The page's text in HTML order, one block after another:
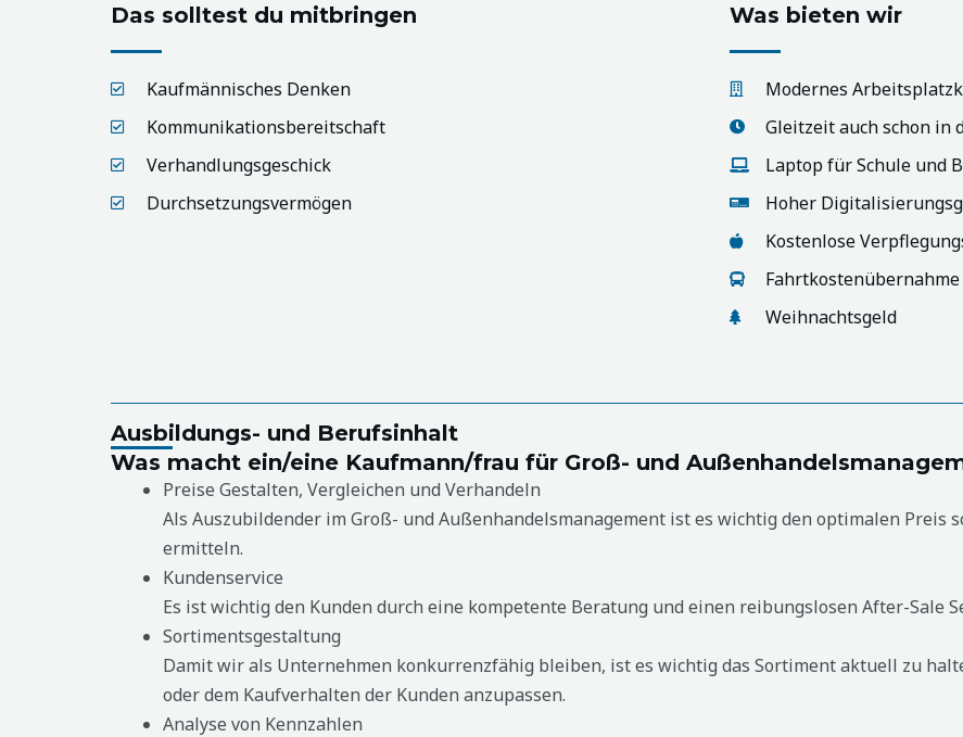
Das solltest du mitbringen
Kaufmännisches Denken
Kommunikationsbereitschaft
Verhandlungsgeschick
Durchsetzungsvermögen
Was bieten wir
Modernes
Gleitzeit auch schon in
Laptop für Schule und
Hoher
Kostenlose
Weihnachtsgeld
Ausbildungs- und Berufsinhalt
Was macht ein/eine Kaufmann/frau für Groß- und
Preise Gestalten, Vergleichen und Verhandeln
Als Auszubildender im Groß- und Außenhandelsmanagement ist es wichtig den optimalen Preis
ermitteln.
Kundenservice
Es ist wichtig den Kunden durch eine kompetente Beratung und einen reibungslosen After-Sale
Sortimentsgestaltung
Damit wir als Unternehmen konkurrenzfähig bleiben, ist es wichtig das Sortiment aktuell zu
oder dem Kaufverhalten der Kunden anzupassen.
Analyse von Kennzahlen